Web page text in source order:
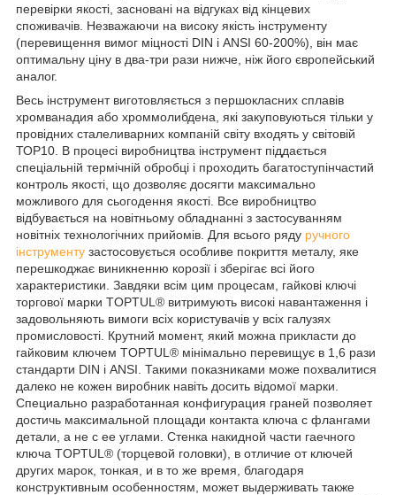
перевірки якості, засновані на відгуках від кінцевих
споживачів. Незважаючи на високу якість інструменту
(перевищення вимог міцності DIN і ANSI 60-200%), він має
оптимальну ціну в два-три рази нижче, ніж його європейський
аналог.
Весь інструмент виготовляється з першокласних сплавів
хромванадия або хроммолибдена, які закуповуються тільки у
провідних сталеливарних компаній світу входять у світовій
ТОР10. В процесі виробництва інструмент піддається
спеціальній термічній обробці і проходить багатоступінчастий
контроль якості, що дозволяє досягти максимально
можливого для сьогодення якості. Все виробництво
відбувається на новітньому обладнанні з застосуванням
новітніх технологічних прийомів. Для всього ряду ручного
інструменту застосовується особливе покриття металу, яке
перешкоджає виникненню корозії і зберігає всі його
характеристики. Завдяки всім цим процесам, гайкові ключі
торгової марки TOPTUL® витримують високі навантаження і
задовольняють вимоги всіх користувачів у всіх галузях
промисловості. Крутний момент, який можна прикласти до
гайковим ключем TOPTUL® мінімально перевищує в 1,6 рази
стандарти DIN і ANSI. Такими показниками може похвалитися
далеко не кожен виробник навіть досить відомої марки.
Специально разработанная конфигурация граней позволяет
достичь максимальной площади контакта ключа с флангами
детали, а не с ее углами. Стенка накидной части гаечного
ключа TOPTUL® (торцевой головки), в отличие от ключей
других марок, тонкая, и в то же время, благодаря
конструктивным особенностям, может выдерживать также